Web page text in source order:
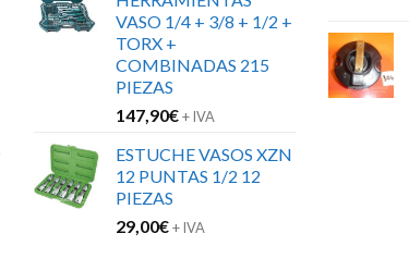
VASO 1/4 + 3/8 + 1/2 +
TORX +
COMBINADAS 215
PIEZAS
147,90€+ IVA
ESTUCHE VASOS XZN
12 PUNTAS 1/2 12
PIEZAS
29,00€+ IVA